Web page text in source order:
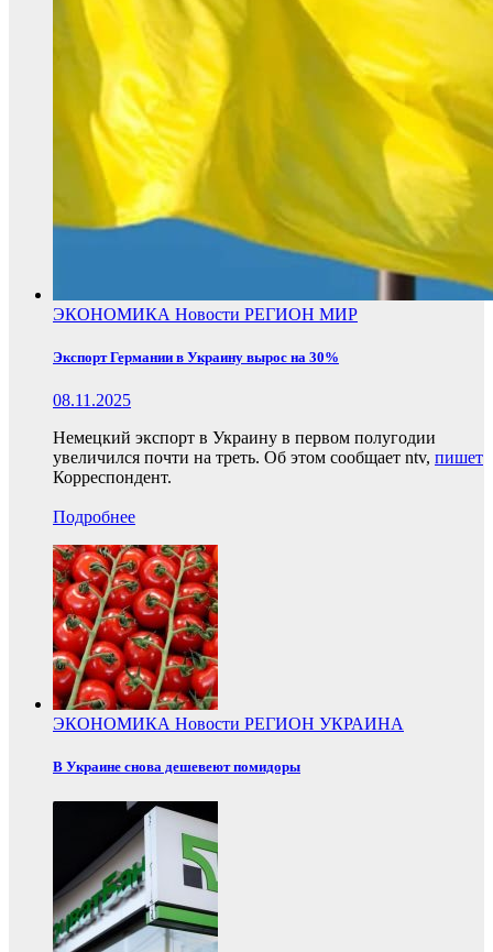
ЭКОНОМИКА Новости РЕГИОН МИР
Экспорт Германии в Украину вырос на 30%
08.11.2025
Немецкий экспорт в Украину в первом полугодии
увеличился почти на треть. Об этом сообщает ntv, пишет
Корреспондент.
Подробнее
ЭКОНОМИКА Новости РЕГИОН УКРАИНА
В Украине снова дешевеют помидоры